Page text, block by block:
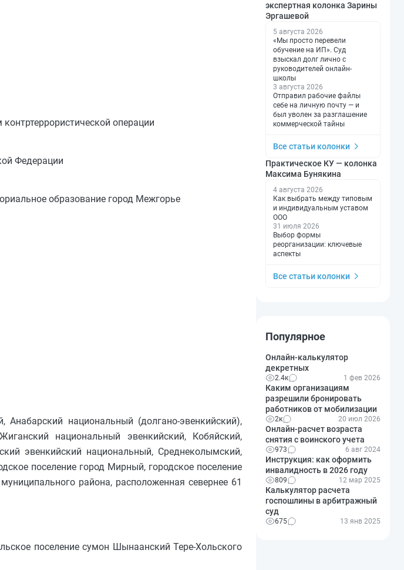
операции
Федерации
образование город Межгорье
национальный (долгано-эвенкийский),
национальный эвенкийский, Кобяйский,
эвенкийский национальный, Среднеколымский,
поселение город Мирный, городское поселение
района, расположенная севернее 61
поселение сумон Шынаанский Тере-Хольского
экспертная колонка Зарины
Эргашевой
5 августа 2026
«Мы просто перевели
обучение на ИП». Суд
взыскал долг лично с
руководителей онлайн-
школы
3 августа 2026
Отправил рабочие файлы
себе на личную почту — и
был уволен за разглашение
коммерческой тайны
Все статьи колонки
Практическое КУ — колонка
Максима Бунякина
4 августа 2026
Как выбрать между типовым
и индивидуальным уставом
ООО
31 июля 2026
Выбор формы
реорганизации: ключевые
аспекты
Все статьи колонки
Популярное
Онлайн-калькулятор
декретных
2.4к 1 фев 2026
Каким организациям
разрешили бронировать
работников от мобилизации
2к 20 июл 2026
Онлайн-расчет возраста
снятия с воинского учета
973 6 авг 2024
Инструкция: как оформить
инвалидность в 2026 году
809 12 мар 2025
Калькулятор расчета
госпошлины в арбитражный
суд
675 13 янв 2025